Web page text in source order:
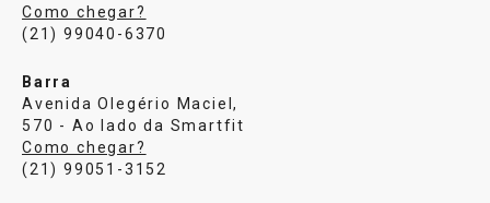
Como chegar?
(21) 99040-6370
Barra
Avenida Olegério Maciel,
570 - Ao lado da Smartfit
Como chegar?
(21) 99051-3152